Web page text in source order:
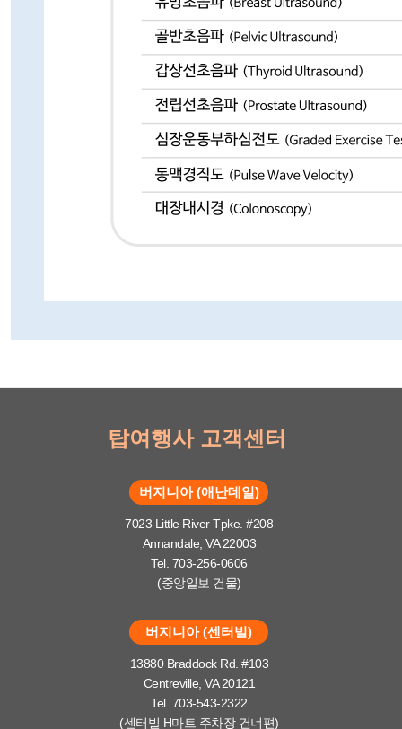
탑여행사 고객센터
버지니아 (애난데일)
7023 Little River Tpke. #208
Annandale, VA 22003
Tel. 703-256-0606
(중앙일보 건물)
버지니아 (센터빌)
13880 Braddock Rd. #103
Centreville, VA 20121
Tel. 703-543-2322
(센터빌 H마트 주차장 건너편)